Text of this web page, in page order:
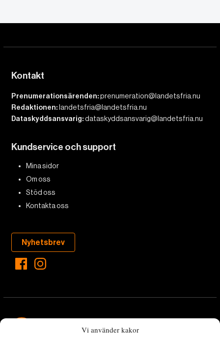
Vi använder kakor
Kontakt
Prenumerationsärenden:prenumeration@landetsfria.nu
Redaktionen: landetsfria@landetsfria.nu
Dataskyddsansvarig:dataskyddsansvarig@landetsfria.nu
Kundservice och support
Mina sidor
Om oss
Stöd oss
Kontakta oss
Nyhetsbrev